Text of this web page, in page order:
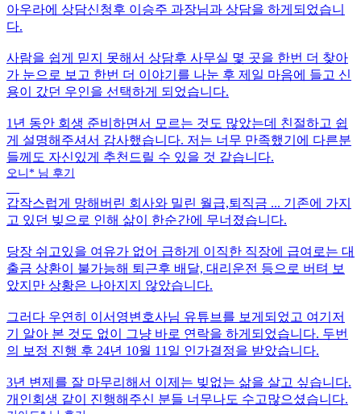
아우라에 상담신청후 이승주 과장님과 상담을 하게되었습니
다.
사람을 쉽게 믿지 못해서 상담후 사무실 몇 곳을 한번 더 찾아
가 눈으로 보고 한번 더 이야기를 나눈 후 제일 마음에 들고 신
용이 갔던 우인을 선택하게 되었습니다.
1년 동안 회생 준비하면서 모르는 것도 많았는데 친절하고 쉽
게 설명해주셔서 감사했습니다. 저는 너무 만족했기에 다른분
들께도 자신있게 추천드릴 수 있을 것 같습니다.
오니* 님 후기
갑작스럽게 망해버린 회사와 밀린 월급,퇴직금 ... 기존에 가지
고 있던 빚으로 인해 삶이 한순간에 무너졌습니다.
당장 쉬고있을 여유가 없어 급하게 이직한 직장에 급여로는 대
출금 상환이 불가능해 퇴근후 배달, 대리운전 등으로 버텨 보
았지만 상황은 나아지지 않았습니다.
그러다 우연히 이서영변호사님 유튜브를 보게되었고 여기저
기 알아 본 것도 없이 그냥 바로 연락을 하게되었습니다. 두번
의 보정 진행 후 24년 10월 11일 인가결정을 받았습니다.
3년 변제를 잘 마무리해서 이제는 빚없는 삶을 살고 싶습니다.
개인회생 같이 진행해주신 분들 너무나도 수고많으셨습니다.